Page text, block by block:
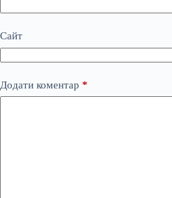
Сайт
Додати коментар *